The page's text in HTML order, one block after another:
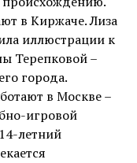
в Киржаче. Лиза
иллюстрации к
Терепковой –
города.
в Москве –
игровой
летний